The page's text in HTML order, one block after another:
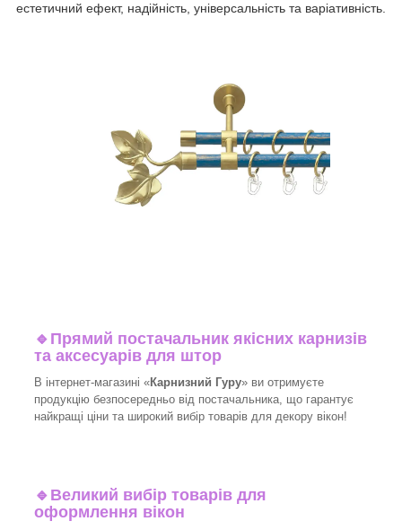
естетичний ефект, надійність, універсальність та варіативність.
🔹 Прямий постачальник якісних карнизів
та аксесуарів для штор
В інтернет-магазині «Карнизний Гуру» ви отримуєте
продукцію безпосередньо від постачальника, що гарантує
найкращі ціни та широкий вибір товарів для декору вікон!​
🔹 Великий вибір товарів для
оформлення вікон